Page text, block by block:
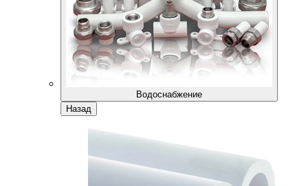
Водоснабжение
Назад